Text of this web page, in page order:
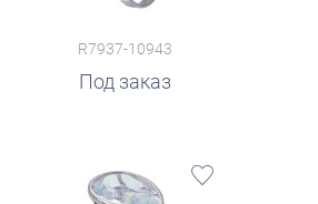
R7937-10943
Под заказ